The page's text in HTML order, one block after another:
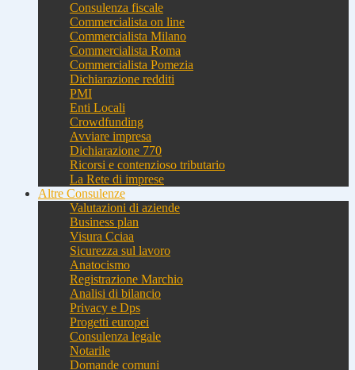
Consulenza fiscale
Commercialista on line
Commercialista Milano
Commercialista Roma
Commercialista Pomezia
Dichiarazione redditi
PMI
Enti Locali
Crowdfunding
Avviare impresa
Dichiarazione 770
Ricorsi e contenzioso tributario
La Rete di imprese
Altre Consulenze
Valutazioni di aziende
Business plan
Visura Cciaa
Sicurezza sul lavoro
Anatocismo
Registrazione Marchio
Analisi di bilancio
Privacy e Dps
Progetti europei
Consulenza legale
Notarile
Domande comuni